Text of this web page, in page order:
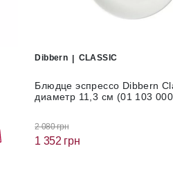
Dibbern CLASSIC
Блюдце эспрессо Dibbern
диаметр 11,3 см (01 103
2 080 грн
1 352 грн